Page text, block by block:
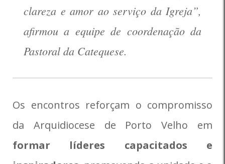
clareza e amor ao serviço da Igreja”,
afirmou a equipe de coordenação da
Pastoral da Catequese.
Os encontros reforçam o compromisso
da Arquidiocese de Porto Velho em
formar líderes capacitados e